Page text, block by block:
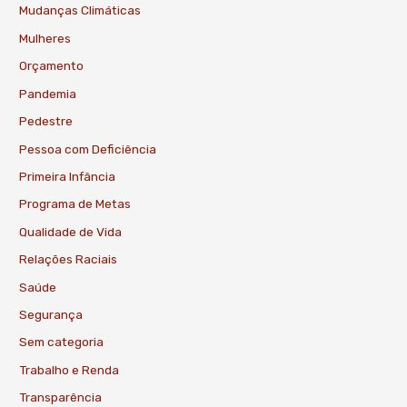
Mudanças Climáticas
Mulheres
Orçamento
Pandemia
Pedestre
Pessoa com Deficiência
Primeira Infância
Programa de Metas
Qualidade de Vida
Relações Raciais
Saúde
Segurança
Sem categoria
Trabalho e Renda
Transparência